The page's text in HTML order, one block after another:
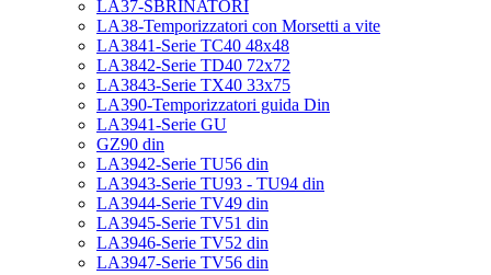
LA37-SBRINATORI
LA38-Temporizzatori con Morsetti a vite
LA3841-Serie TC40 48x48
LA3842-Serie TD40 72x72
LA3843-Serie TX40 33x75
LA390-Temporizzatori guida Din
LA3941-Serie GU
GZ90 din
LA3942-Serie TU56 din
LA3943-Serie TU93 - TU94 din
LA3944-Serie TV49 din
LA3945-Serie TV51 din
LA3946-Serie TV52 din
LA3947-Serie TV56 din